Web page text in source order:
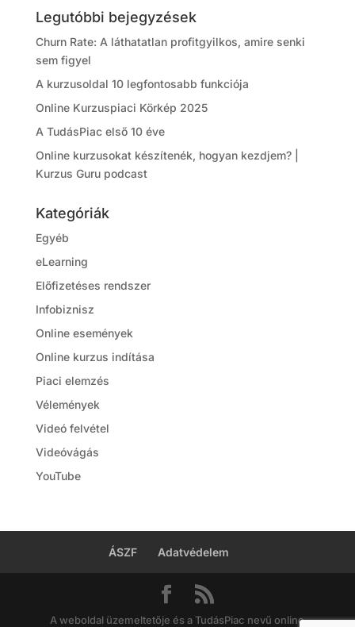
Legutóbbi bejegyzések
Churn Rate: A láthatatlan profitgyilkos, amire senki
sem figyel
A kurzusoldal 10 legfontosabb funkciója
Online Kurzuspiaci Körkép 2025
A TudásPiac első 10 éve
Online kurzusokat készítenék, hogyan kezdjem? |
Kurzus Guru podcast
Kategóriák
Egyéb
eLearning
Előfizetéses rendszer
Infobiznisz
Online események
Online kurzus indítása
Piaci elemzés
Vélemények
Videó felvétel
Videóvágás
YouTube
ÁSZF Adatvédelem
A weboldal üzemeltetője és a TudásPiac nevű online